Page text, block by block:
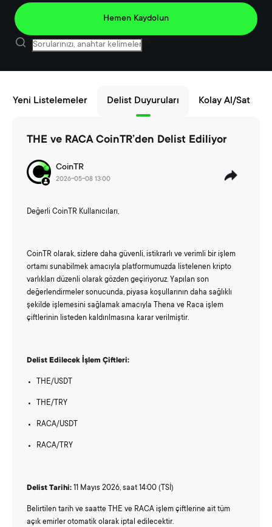
Hemen Kaydolun
Yeni Listelemeler Delist Duyuruları Kolay Al/Sat
THE ve RACA CoinTR’den Delist Ediliyor
CoinTR
2026-05-08 13:00
Değerli CoinTR Kullanıcıları,
CoinTR olarak, sizlere daha güvenli, istikrarlı ve verimli bir işlem
ortamı sunabilmek amacıyla platformumuzda listelenen kripto
varlıkları düzenli olarak gözden geçiriyoruz. Yapılan son
değerlendirmeler sonucunda, piyasa koşullarının daha sağlıklı
şekilde işlemesini sağlamak amacıyla Thena ve Raca işlem
çiftlerinin listeden kaldırılmasına karar verilmiştir.
Delist Edilecek İşlem Çiftleri:
THE/USDT
THE/TRY
RACA/USDT
RACA/TRY
Delist Tarihi: 11 Mayıs 2026, saat 14:00 (TSİ)
Belirtilen tarih ve saatte THE ve RACA işlem çiftlerine ait tüm
açık emirler otomatik olarak iptal edilecektir.